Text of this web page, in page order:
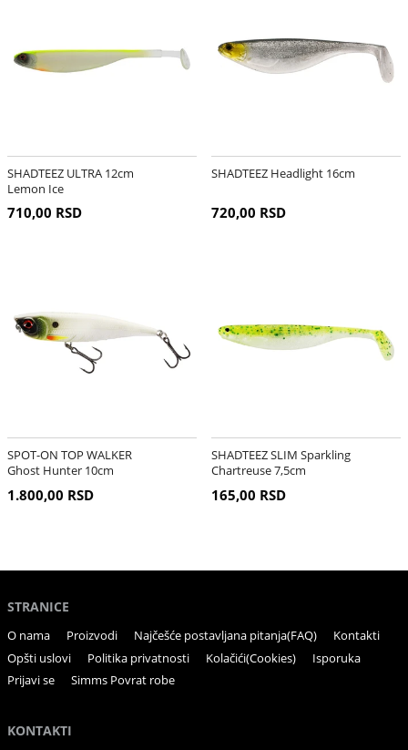
SHADTEEZ ULTRA 12cm
Lemon Ice
710,00 RSD
SHADTEEZ Headlight 16cm
720,00 RSD
SPOT-ON TOP WALKER
Ghost Hunter 10cm
1.800,00 RSD
SHADTEEZ SLIM Sparkling
Chartreuse 7,5cm
165,00 RSD
STRANICE
O nama Proizvodi Najčešće postavljana pitanja(FAQ)
Kontakti
Opšti uslovi
Politika privatnosti Kolačići(Cookies)
Isporuka
Prijavi se
Simms Povrat robe
KONTAKTI